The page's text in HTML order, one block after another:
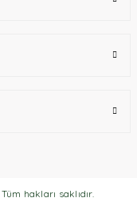
Tüm hakları saklıdır.